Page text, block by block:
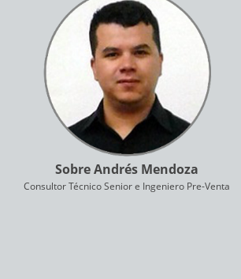
Sobre Andrés Mendoza
Consultor Técnico Senior e Ingeniero Pre-Venta